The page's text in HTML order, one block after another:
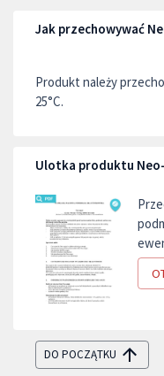
Jak przechowywać
Produkt należy
25°C.
Ulotka produktu
DO POCZĄTKU